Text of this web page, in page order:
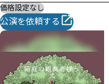
価格設定なし
公演を依頼する